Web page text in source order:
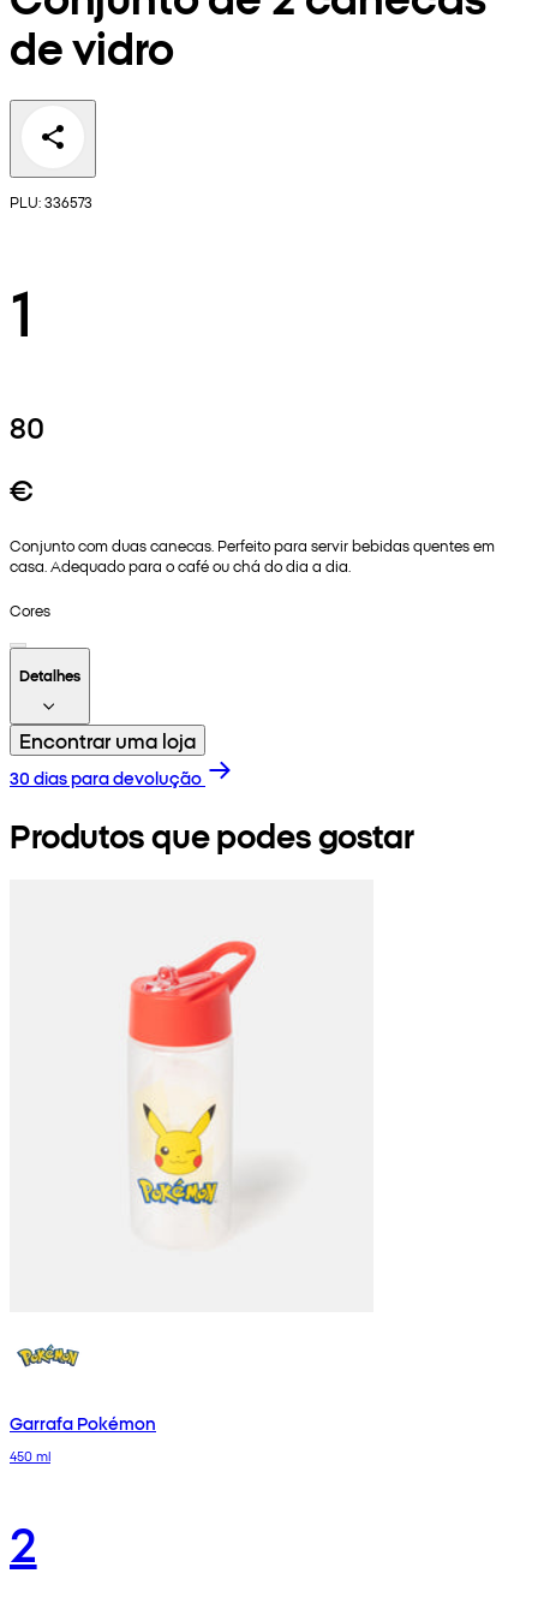
de vidro
PLU: 336573
1
80
€
Conjunto com duas canecas. Perfeito para servir bebidas quentes em
casa. Adequado para o café ou chá do dia a dia.
Cores
Detalhes
Encontrar uma loja
30 dias para devolução
Produtos que podes gostar
Garrafa Pokémon
450 ml
2